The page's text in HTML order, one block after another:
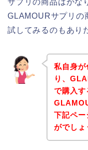
GLAMOURサプリの
試してみるのもあり
私自身が
り、
で購入す
下記ペー
がでしょ